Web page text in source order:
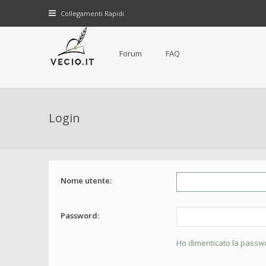
Collegamenti Rapidi
Forum FAQ
Login
Nome utente:
Password:
Ho dimenticato la